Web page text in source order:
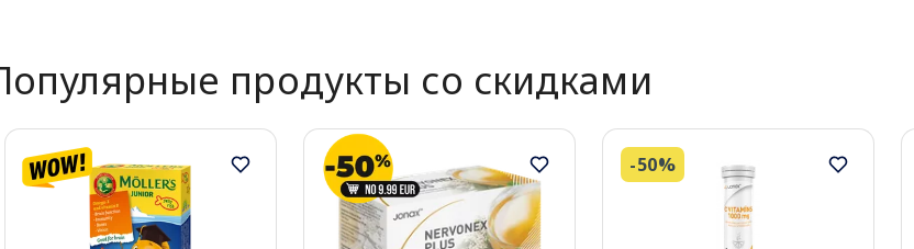
продукты со скидками
-50%